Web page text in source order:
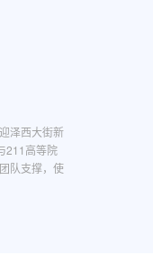
泽西大街新
211高等院
队支撑，使